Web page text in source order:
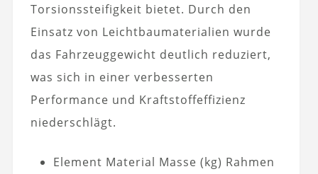
Torsionssteifigkeit bietet. Durch den
Einsatz von Leichtbaumaterialien wurde
das Fahrzeuggewicht deutlich reduziert,
was sich in einer verbesserten
Performance und Kraftstoffeffizienz
niederschlägt.
Element Material Masse (kg) Rahmen